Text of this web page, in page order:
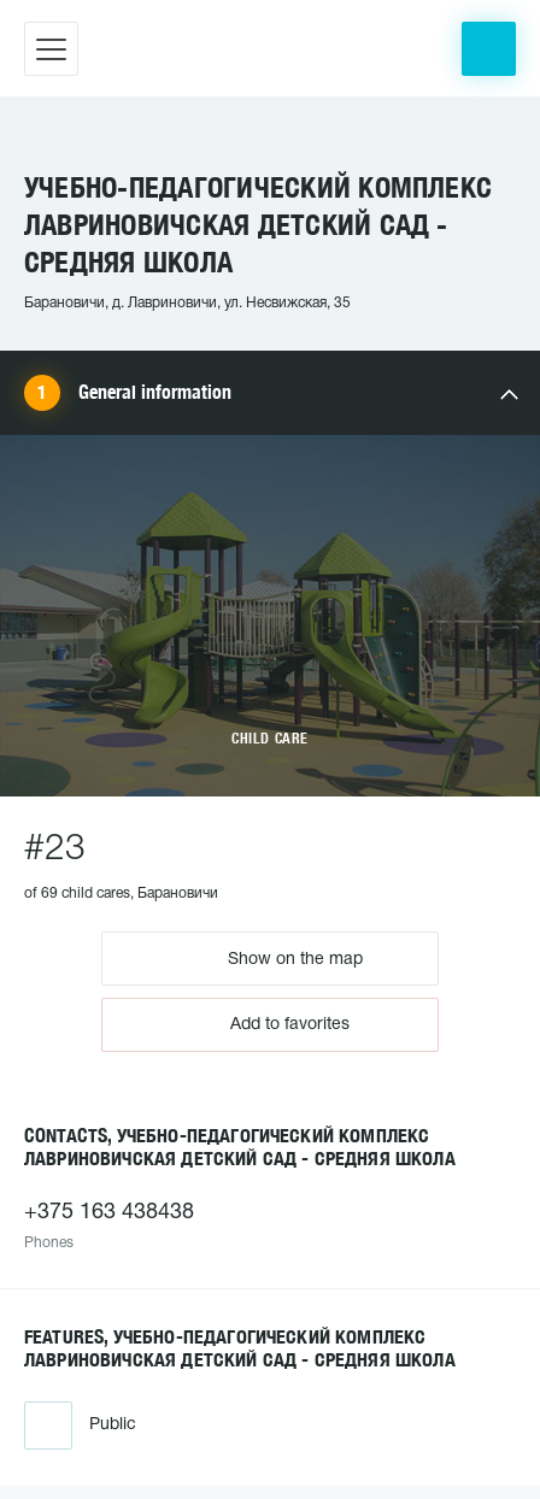
УЧЕБНО-ПЕДАГОГИЧЕСКИЙ КОМПЛЕКС
ЛАВРИНОВИЧСКАЯ ДЕТСКИЙ САД -
СРЕДНЯЯ ШКОЛА
Барановичи, д. Лавриновичи, ул. Несвижская, 35
General information
CHILD CARE
#23
of 69 child cares, Барановичи
Show on the map
Add to favorites
CONTACTS, УЧЕБНО-ПЕДАГОГИЧЕСКИЙ КОМПЛЕКС
ЛАВРИНОВИЧСКАЯ ДЕТСКИЙ САД - СРЕДНЯЯ ШКОЛА
+375 163 438438
Phones
FEATURES, УЧЕБНО-ПЕДАГОГИЧЕСКИЙ КОМПЛЕКС
ЛАВРИНОВИЧСКАЯ ДЕТСКИЙ САД - СРЕДНЯЯ ШКОЛА
Public